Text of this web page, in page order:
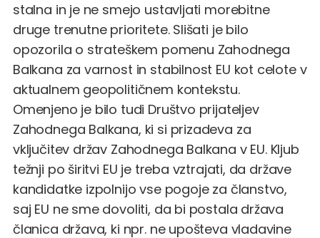
stalna in je ne smejo ustavljati morebitne
druge trenutne prioritete. Slišati je bilo
opozorila o strateškem pomenu Zahodnega
Balkana za varnost in stabilnost EU kot celote v
aktualnem geopolitičnem kontekstu.
Omenjeno je bilo tudi Društvo prijateljev
Zahodnega Balkana, ki si prizadeva za
vključitev držav Zahodnega Balkana v EU. Kljub
težnji po širitvi EU je treba vztrajati, da države
kandidatke izpolnijo vse pogoje za članstvo,
saj EU ne sme dovoliti, da bi postala država
članica država, ki npr. ne upošteva vladavine